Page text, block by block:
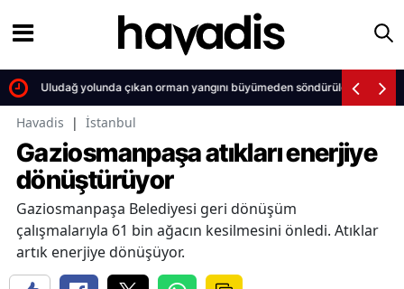
Uludağ yolunda çıkan orman yangını büyümeden söndürüldü
Havadis | İstanbul
Gaziosmanpaşa atıkları enerjiye
dönüştürüyor
Gaziosmanpaşa Belediyesi geri dönüşüm
çalışmalarıyla 61 bin ağacın kesilmesini önledi. Atıklar
artık enerjiye dönüşüyor.